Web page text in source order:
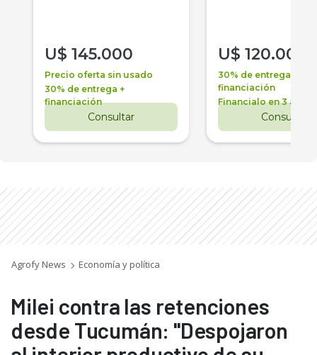
U$ 145.000
Precio oferta sin usado
30% de entrega +
financiación
Consultar
U$ 120.000
30% de entrega +
financiación
Financialo en 3 años
Consultar
Agrofy News Economía y política
Milei contra las retenciones
desde Tucumán: "Despojaron